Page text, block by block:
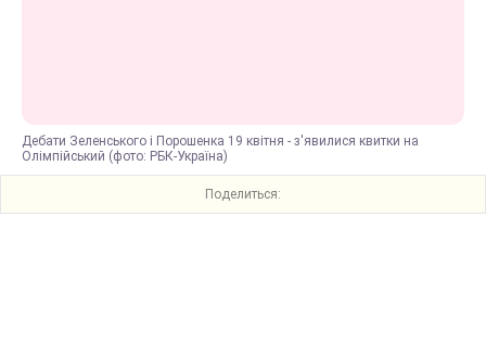
Дебати Зеленського і Порошенка 19 квітня - з'явилися квитки на
Олімпійський (фото: РБК-Україна)
Поделиться: